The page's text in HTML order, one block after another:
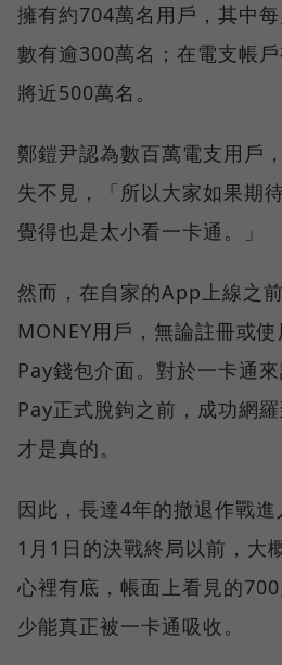
擁有約704萬名用戶，其中
數有逾300萬名；在電支帳
將近500萬名。
鄭鎧尹認為數百萬電支用戶
失不見，「所以大家如果期
覺得也是太小看一卡通。」
然而，在自家的App上線之
MONEY用戶，無論註冊或
Pay錢包介面。對於一卡通
Pay正式脫鉤之前，成功網
才是真的。
因此，長達4年的撤退作戰
1月1日的決戰終局以前，大
心裡有底，帳面上看見的
少能真正被一卡通吸收。